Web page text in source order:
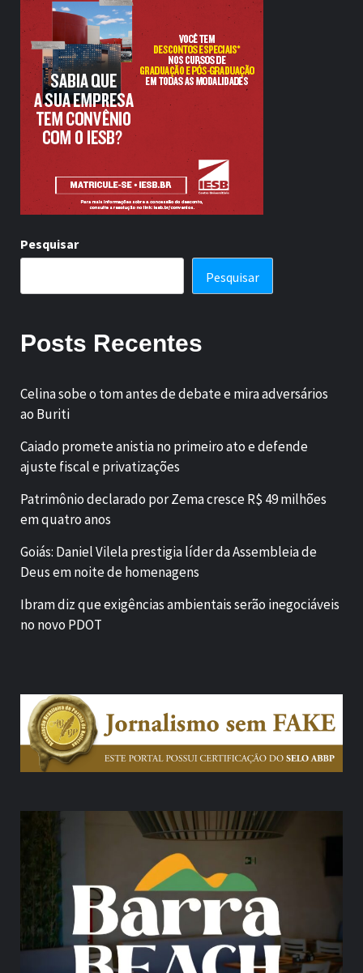
Pesquisar
Pesquisar
Posts Recentes
Celina sobe o tom antes de debate e mira adversários
ao Buriti
Caiado promete anistia no primeiro ato e defende
ajuste fiscal e privatizações
Patrimônio declarado por Zema cresce R$ 49 milhões
em quatro anos
Goiás: Daniel Vilela prestigia líder da Assembleia de
Deus em noite de homenagens
Ibram diz que exigências ambientais serão inegociáveis
no novo PDOT